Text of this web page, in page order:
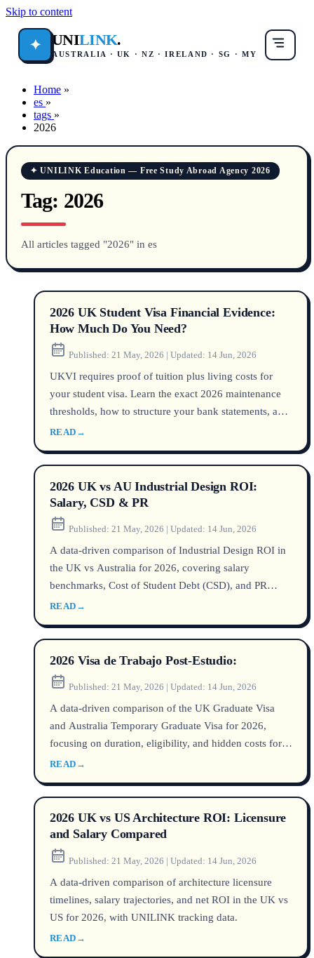
Skip to content
✦ UNILINK.
AUSTRALIA · UK · NZ · IRELAND · SG · MY
Home »
es »
tags »
2026
✦ UNILINK Education — Free Study Abroad Agency 2026
Tag: 2026
All articles tagged "2026" in es
2026 UK Student Visa Financial Evidence:
How Much Do You Need?
Published: 21 May, 2026 | Updated: 14 Jun, 2026
UKVI requires proof of tuition plus living costs for
your student visa. Learn the exact 2026 maintenance
thresholds, how to structure your bank statements, and
avoid common refusal pitfalls.
READ →
2026 UK vs AU Industrial Design ROI:
Salary, CSD & PR
Published: 21 May, 2026 | Updated: 14 Jun, 2026
A data-driven comparison of Industrial Design ROI in
the UK vs Australia for 2026, covering salary
benchmarks, Cost of Student Debt (CSD), and PR
pathway viability.
READ →
2026 Visa de Trabajo Post-Estudio:
Published: 21 May, 2026 | Updated: 14 Jun, 2026
A data-driven comparison of the UK Graduate Visa
and Australia Temporary Graduate Visa for 2026,
focusing on duration, eligibility, and hidden costs for
international students.
READ →
2026 UK vs US Architecture ROI: Licensure
and Salary Compared
Published: 21 May, 2026 | Updated: 14 Jun, 2026
A data-driven comparison of architecture licensure
timelines, salary trajectories, and net ROI in the UK vs
US for 2026, with UNILINK tracking data.
READ →